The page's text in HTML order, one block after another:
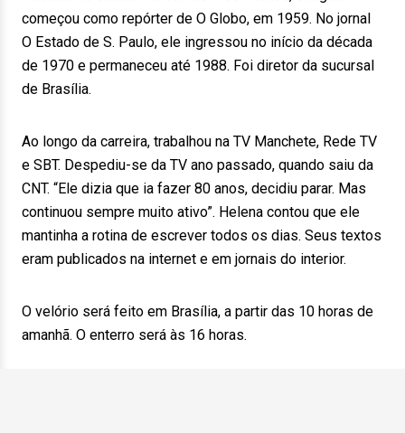
começou como repórter de O Globo, em 1959. No jornal
O Estado de S. Paulo, ele ingressou no início da década
de 1970 e permaneceu até 1988. Foi diretor da sucursal
de Brasília.
Ao longo da carreira, trabalhou na TV Manchete, Rede TV
e SBT. Despediu-se da TV ano passado, quando saiu da
CNT. “Ele dizia que ia fazer 80 anos, decidiu parar. Mas
continuou sempre muito ativo”. Helena contou que ele
mantinha a rotina de escrever todos os dias. Seus textos
eram publicados na internet e em jornais do interior.
O velório será feito em Brasília, a partir das 10 horas de
amanhã. O enterro será às 16 horas.